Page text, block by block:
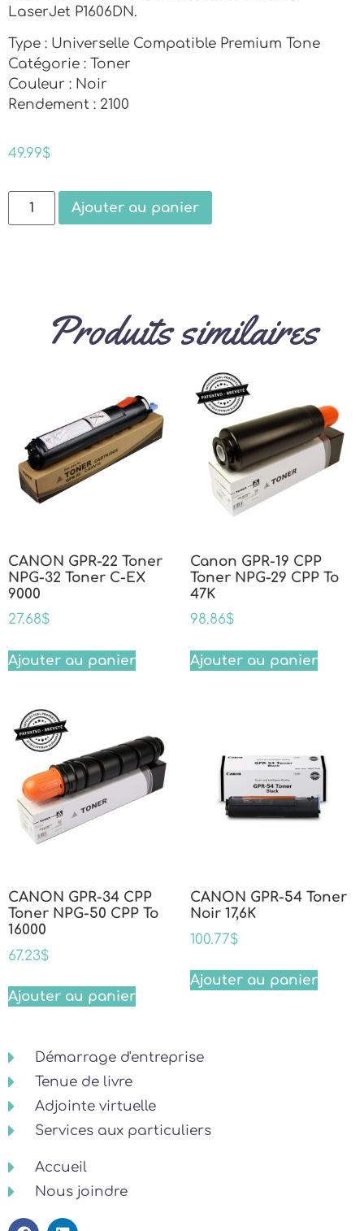
LaserJet P1606DN.
Type : Universelle Compatible Premium Tone
Catégorie : Toner
Couleur : Noir
Rendement : 2100
49.99$
Ajouter au panier
Produits similaires
CANON GPR-22 Toner
NPG-32 Toner C-EX
9000
27.68$
Ajouter au panier
Canon GPR-19 CPP
Toner NPG-29 CPP To
47K
98.86$
Ajouter au panier
CANON GPR-34 CPP
Toner NPG-50 CPP To
16000
67.23$
Ajouter au panier
CANON GPR-54 Toner
Noir 17,6K
100.77$
Ajouter au panier
Démarrage d'entreprise
Tenue de livre
Adjointe virtuelle
Services aux particuliers
Accueil
Nous joindre